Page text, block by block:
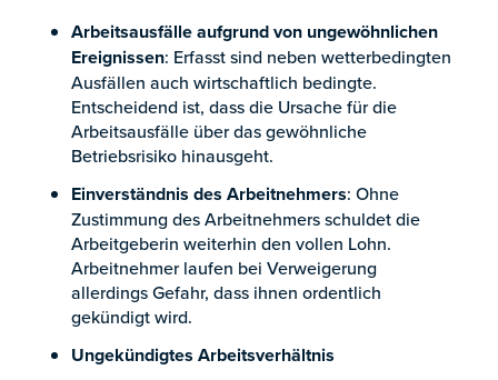
Arbeitsausfälle aufgrund von ungewöhnlichen
Ereignissen: Erfasst sind neben wetterbedingten
Ausfällen auch wirtschaftlich bedingte.
Entscheidend ist, dass die Ursache für die
Arbeitsausfälle über das gewöhnliche
Betriebsrisiko hinausgeht.
Einverständnis des Arbeitnehmers: Ohne
Zustimmung des Arbeitnehmers schuldet die
Arbeitgeberin weiterhin den vollen Lohn.
Arbeitnehmer laufen bei Verweigerung
allerdings Gefahr, dass ihnen ordentlich
gekündigt wird.
Ungekündigtes Arbeitsverhältnis